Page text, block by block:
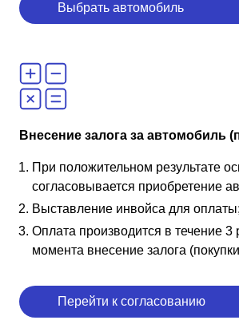
Выбрать автомобиль
Внесение залога за автомобиль
При положительном результате
согласовывается приобретение
Выставление инвойса для оплаты;
Оплата производится в течение 3
момента внесение залога
Перейти к согласованию